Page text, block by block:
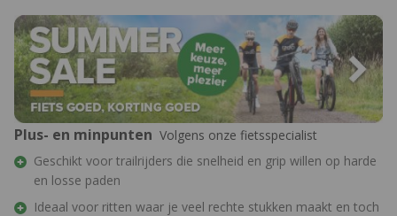
Plus- en minpunten Volgens onze fietsspecialist
Geschikt voor trailrijders die snelheid en grip willen op harde
en losse paden
Ideaal voor ritten waar je veel rechte stukken maakt en toch